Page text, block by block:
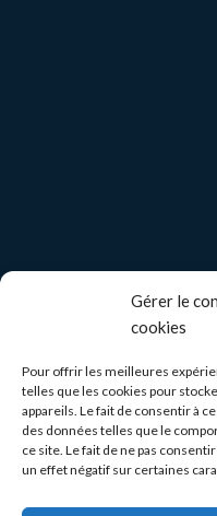
Gérer le
cookies
Pour offrir les meilleures
telles que les cookies pour
appareils. Le fait de consentir à
des données telles que le
ce site. Le fait de ne pas
un effet négatif sur certaines